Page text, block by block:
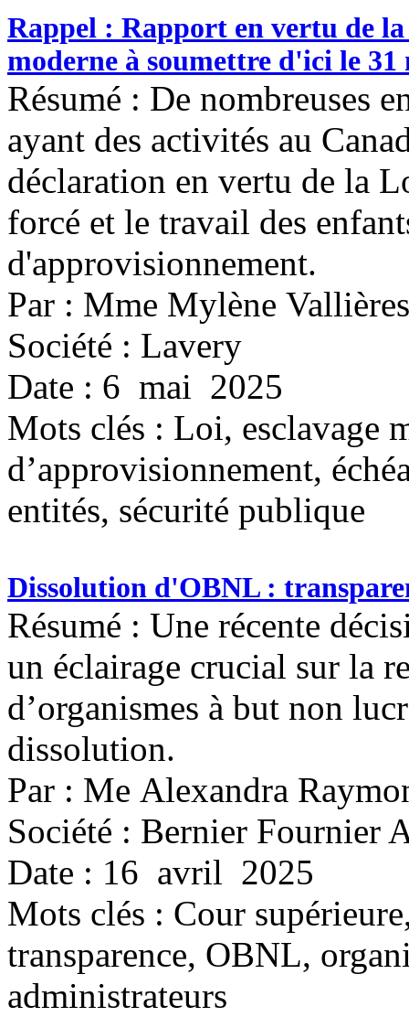
Rappel : Rapport en vertu de
moderne à soumettre d'ici le 31
Résumé : De nombreuses
ayant des activités au
déclaration en vertu de la
forcé et le travail des
d'approvisionnement.
Par : Mme Mylène Vallières
Société : Lavery
Date : 6 mai 2025
Mots clés : Loi, esclavage
d’approvisionnement,
entités, sécurité publique
Dissolution d'OBNL :
Résumé : Une récente
un éclairage crucial sur la
d’organismes à but non
dissolution.
Par : Me Alexandra
Société : Bernier Fournier
Date : 16 avril 2025
Mots clés : Cour
transparence, OBNL,
administrateurs